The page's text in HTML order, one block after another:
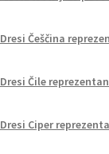
Dresi Češčina
Dresi Čile
Dresi Ciper